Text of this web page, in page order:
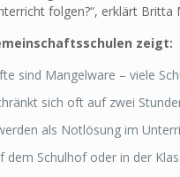
folgen?“, erklärt
zeigt:
sind Mangelware – viele
sich oft auf zwei
als Notlösung im
dem Schulhof oder in der